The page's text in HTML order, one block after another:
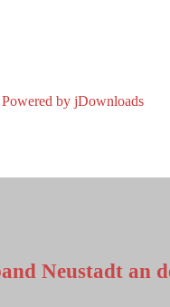
Powered by jDownloads
Neustadt an